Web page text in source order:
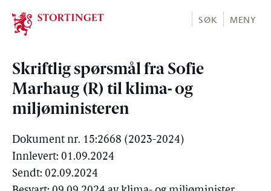
Stortinget.no
SØK MENY
Skriftlig spørsmål fra Sofie
Marhaug (R) til klima- og
miljøministeren
Dokument nr. 15:2668 (2023-2024)
Innlevert: 01.09.2024
Sendt: 02.09.2024